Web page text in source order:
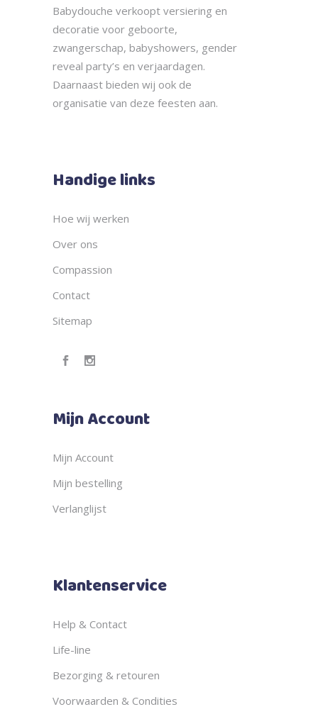
Babydouche verkoopt versiering en
decoratie voor geboorte,
zwangerschap, babyshowers, gender
reveal party’s en verjaardagen.
Daarnaast bieden wij ook de
organisatie van deze feesten aan.
Handige links
Hoe wij werken
Over ons
Compassion
Contact
Sitemap
Mijn Account
Mijn Account
Mijn bestelling
Verlanglijst
Klantenservice
Help & Contact
Life-line
Bezorging & retouren
Voorwaarden & Condities